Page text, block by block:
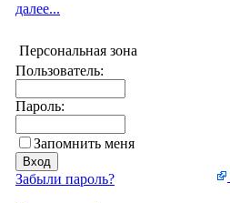
далее...
Персональная зона
Пользователь:
Пароль:
Запомнить меня
Забыли пароль?